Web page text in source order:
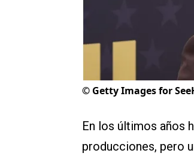
© Getty Images for
En los últimos años
producciones, pero